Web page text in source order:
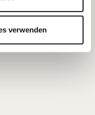
verwenden